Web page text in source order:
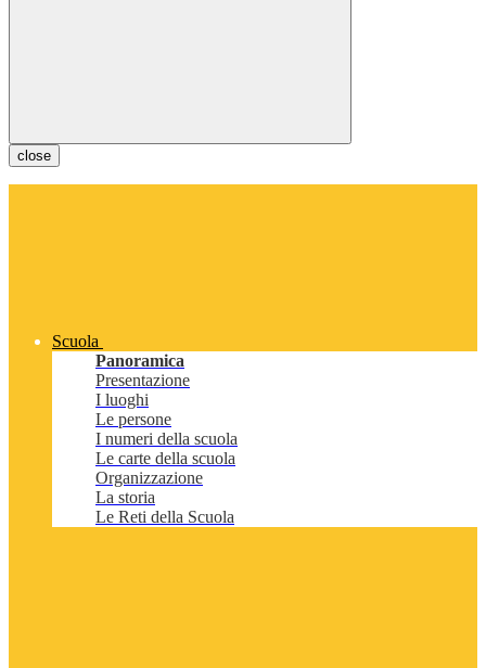
close
Scuola
Panoramica
Presentazione
I luoghi
Le persone
I numeri della scuola
Le carte della scuola
Organizzazione
La storia
Le Reti della Scuola